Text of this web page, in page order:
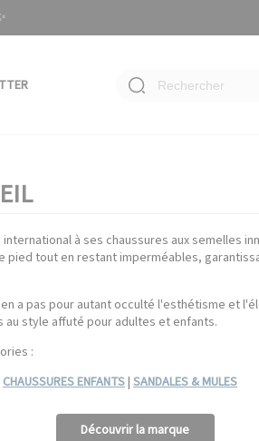
Rechercher
à ses chaussures aux semelles
pied tout en restant imperméables,
a pas pour autant occulté l'esthétisme et
style affuté pour adultes et enfants.
:
CHAUSSURES ENFANTS| SANDALES & MULES
Découvrir la marque